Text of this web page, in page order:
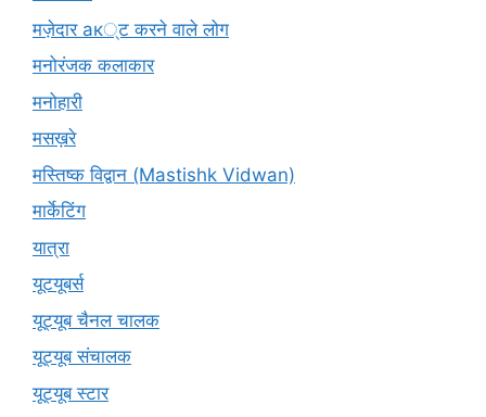
मज़ेदार ак्ट करने वाले लोग
मनोरंजक कलाकार
मनोहारी
मसख़रे
मस्तिष्क विद्वान (Mastishk Vidwan)
मार्केटिंग
यात्रा
यूटयूबर्स
यूट्यूब चैनल चालक
यूट्यूब संचालक
यूट्यूब स्टार